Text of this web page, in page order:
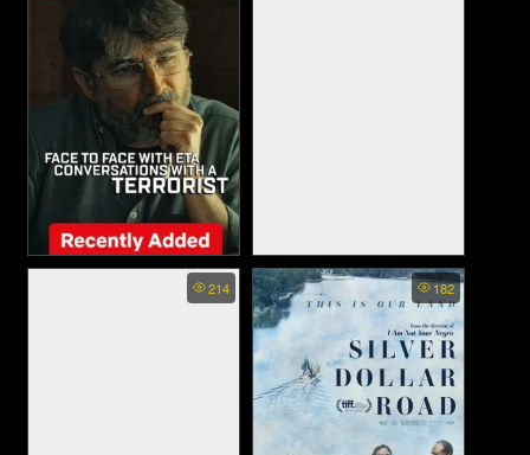
Face to Face with ETA
Conversations with a Terrorist
Yellow Door - ชมรมหนังยุค
90 (2023)
214 182